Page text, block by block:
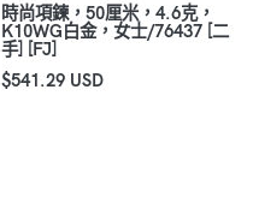
時尚項鍊，50厘米，4.6克，
K10WG白金，女士/76437 [二
手] [FJ]
$541.29 USD